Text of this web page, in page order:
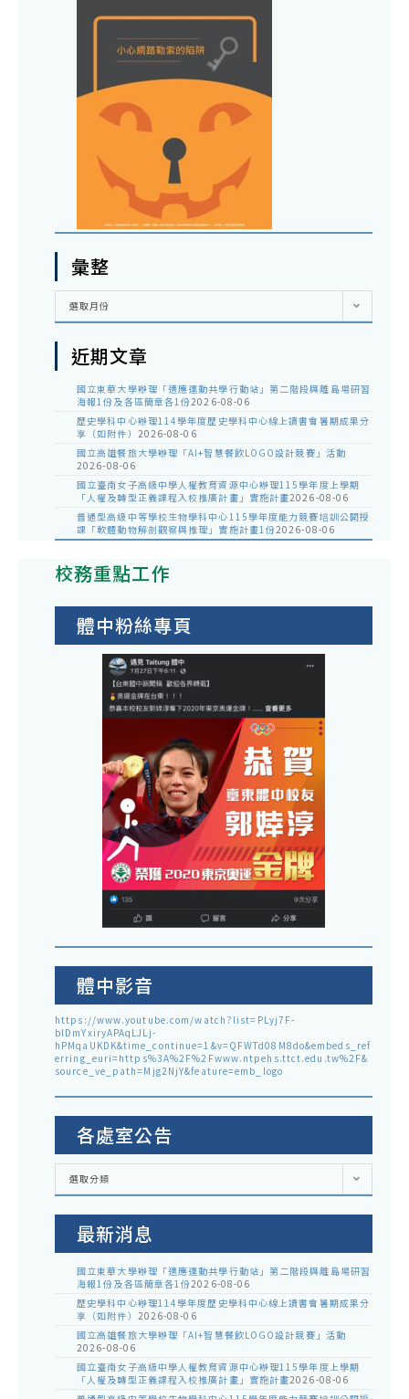
彙整
彙
選取月份
近期文章
國立東華大學辦理「適應運動共學行動站」第二階段與離島場研習
海報1份及各區簡章各1份2026-08-06
歷史學科中心辦理114學年度歷史學科中心線上讀書會暑期成果分
享（如附件） 2026-08-06
國立高雄餐旅大學辦理「AI+智慧餐飲LOGO設計競賽」活動
2026-08-06
國立臺南女子高級中學人權教育資源中心辦理115學年度上學期
「人權及轉型正義課程入校推廣計畫」實施計畫2026-08-06
普通型高級中等學校生物學科中心115學年度能力競賽培訓公開授
課「軟體動物解剖觀察與推理」實施計畫1份2026-08-06
校務重點工作
體中粉絲專頁
體中影音
https://www.youtube.com/watch?list=PLyj7F-
blDmYxiryAPAqLJLj-
hPMqaUKDK&time_continue=1&v=QFWTd08M8do&embeds_ref
erring_euri=https%3A%2F%2Fwww.ntpehs.ttct.edu.tw%2F&
source_ve_path=Mjg2NjY&feature=emb_logo
各處室公告
各
室
選取分類
最新消息
國立東華大學辦理「適應運動共學行動站」第二階段與離島場研習
海報1份及各區簡章各1份2026-08-06
歷史學科中心辦理114學年度歷史學科中心線上讀書會暑期成果分
享（如附件） 2026-08-06
國立高雄餐旅大學辦理「AI+智慧餐飲LOGO設計競賽」活動
2026-08-06
國立臺南女子高級中學人權教育資源中心辦理115學年度上學期
「人權及轉型正義課程入校推廣計畫」實施計畫2026-08-06